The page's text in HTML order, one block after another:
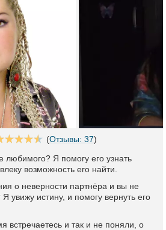
(Отзывы: 37)
любимого? Я помогу его узнать
возможность его найти.
о неверности партнёра и вы не
Я увижу истину, и помогу вернуть его
встречаетесь и так и не поняли, о